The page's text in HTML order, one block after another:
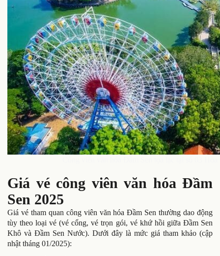
Giá vé công viên văn hóa Đầm
Sen 2025
Giá vé tham quan công viên văn hóa Đầm Sen thường dao động
tùy theo loại vé (vé cổng, vé trọn gói, vé khứ hồi giữa Đầm Sen
Khô và Đầm Sen Nước). Dưới đây là mức giá tham khảo (cập
nhật tháng 01/2025):